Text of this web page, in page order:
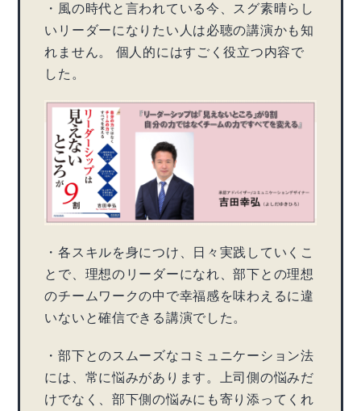
・風の時代と言われている今、スグ素晴らし
いリーダーになりたい人は必聴の講演かも知
れません。 個人的にはすごく役立つ内容で
した。
・各スキルを身につけ、日々実践していくこ
とで、理想のリーダーになれ、部下との理想
のチームワークの中で幸福感を味わえるに違
いないと確信できる講演でした。
・部下とのスムーズなコミュニケーション法
には、常に悩みがあります。上司側の悩みだ
けでなく、部下側の悩みにも寄り添ってくれ